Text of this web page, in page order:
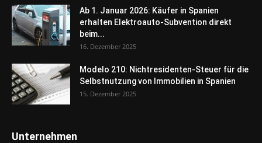
Ab 1. Januar 2026: Käufer in Spanien
erhalten Elektroauto-Subvention direkt
beim...
16. Dezember 2025
Modelo 210: Nichtresidenten-Steuer für die
Selbstnutzung von Immobilien in Spanien
15. Dezember 2025
Unternehmen